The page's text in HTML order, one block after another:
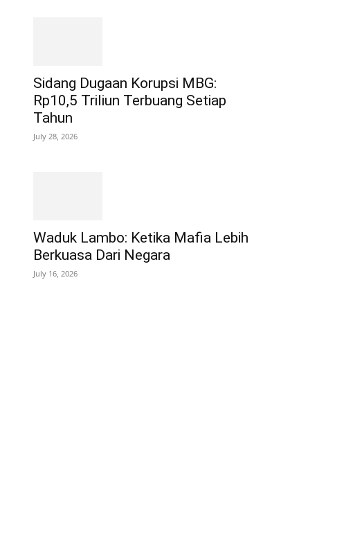
Sidang Dugaan Korupsi MBG:
Rp10,5 Triliun Terbuang Setiap
Tahun
July 28, 2026
Waduk Lambo: Ketika Mafia Lebih
Berkuasa Dari Negara
July 16, 2026